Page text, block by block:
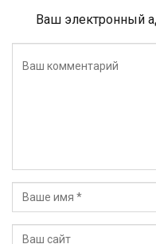
Ваш электронный